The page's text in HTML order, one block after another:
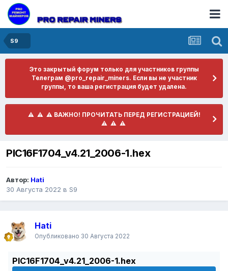
S9
Это закрытый форум только для участников группы
Телеграм @pro_repair_miners. Если вы не участник
группы, то ваша регистрация будет удалена.
​ ⚠️ ​​ ⚠️ ​​ ⚠️ ​ВАЖНО! ПРОЧИТАТЬ ПЕРЕД РЕГИСТРАЦИЕЙ! ​
⚠️ ​​ ⚠️ ​​ ⚠️ ​
PIC16F1704_v4.21_2006-1.hex
Автор: Hati
30 Августа 2022 в S9
Hati
Опубликовано 30 Августа 2022
PIC16F1704_v4.21_2006-1.hex